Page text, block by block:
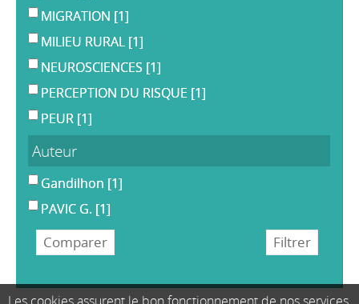
MIGRATION [1]
MILIEU RURAL [1]
NEUROSCIENCES [1]
PERCEPTION DU RISQUE [1]
PEUR [1]
Auteur
Gandilhon [1]
PAVIC G. [1]